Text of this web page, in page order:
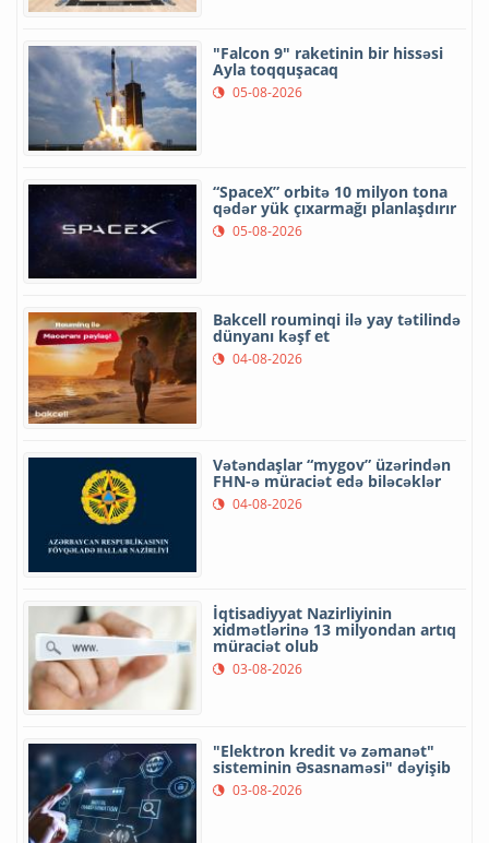
"Falcon 9" raketinin bir hissəsi
Ayla toqquşacaq
05-08-2026
“SpaceX” orbitə 10 milyon tona
qədər yük çıxarmağı planlaşdırır
05-08-2026
Bakcell rouminqi ilə yay tətilində
dünyanı kəşf et
04-08-2026
Vətəndaşlar “mygov” üzərindən
FHN-ə müraciət edə biləcəklər
04-08-2026
İqtisadiyyat Nazirliyinin
xidmətlərinə 13 milyondan artıq
müraciət olub
03-08-2026
"Elektron kredit və zəmanət"
sisteminin Əsasnaməsi" dəyişib
03-08-2026